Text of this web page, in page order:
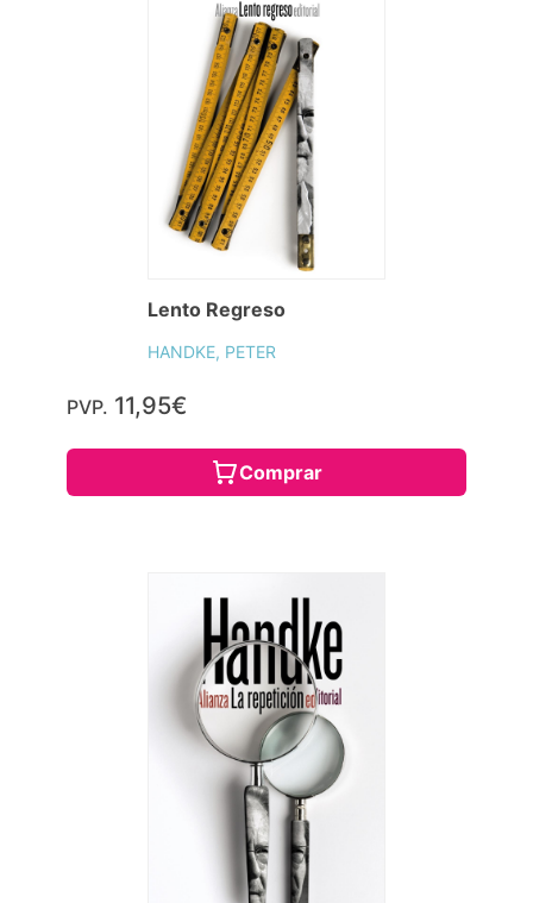
Lento Regreso
HANDKE, PETER
PVP. 11,95€
Comprar